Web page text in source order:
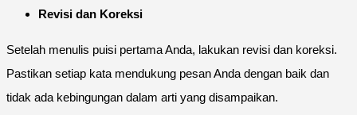
Revisi dan Koreksi
Setelah menulis puisi pertama Anda, lakukan revisi dan koreksi.
Pastikan setiap kata mendukung pesan Anda dengan baik dan
tidak ada kebingungan dalam arti yang disampaikan.